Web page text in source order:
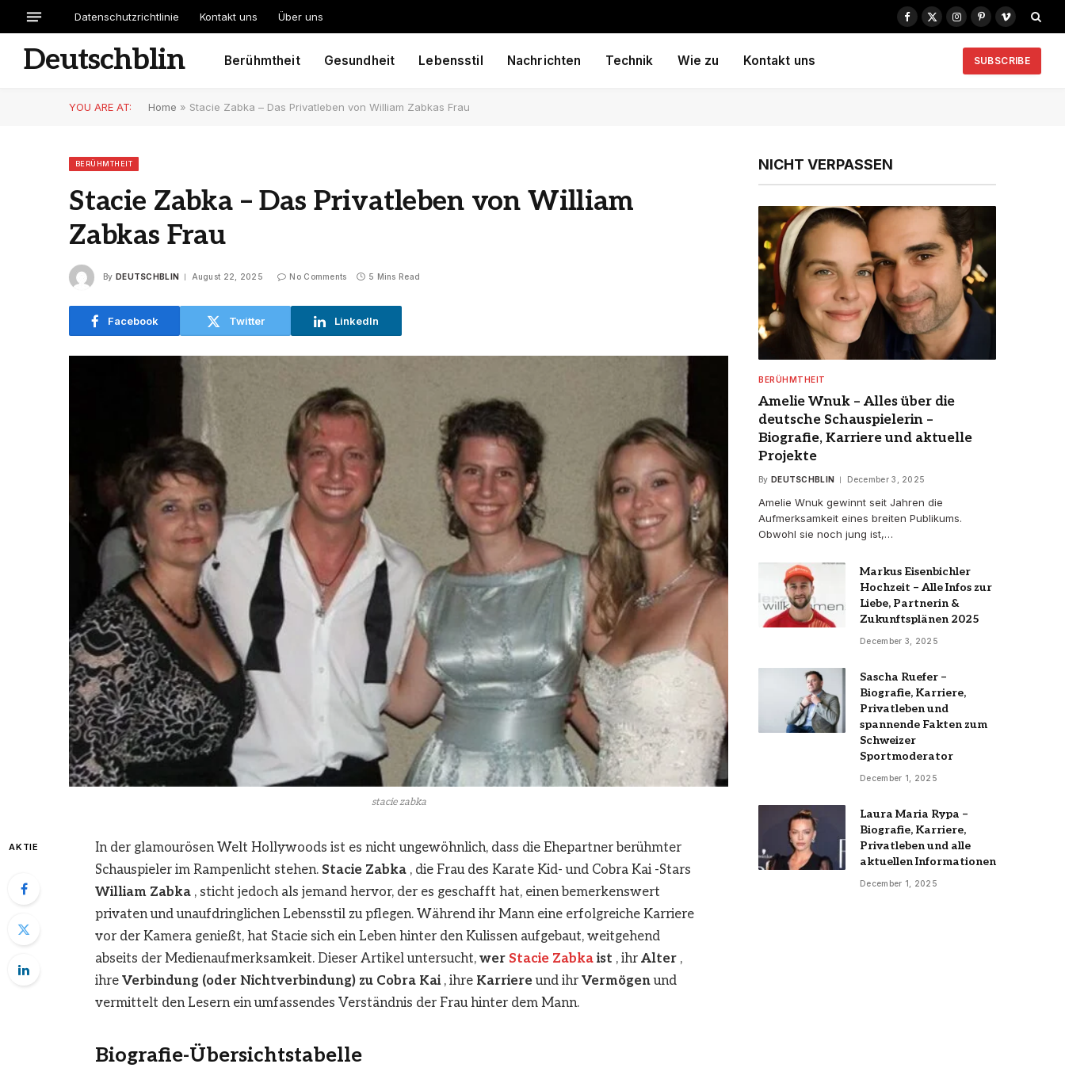
Datenschutzrichtlinie Kontakt uns Über uns
Facebook
X
Instagram
PinterestVimeo
Deutschblin Berühmtheit Gesundheit Lebensstil Nachrichten Technik Wie zu Kontakt uns SUBSCRIBE
YOU ARE AT: Home » Stacie Zabka – Das Privatleben von William Zabkas Frau
BERÜHMTHEIT
Stacie Zabka – Das Privatleben von William
Zabkas Frau
By DEUTSCHBLIN August 22, 2025 No Comments 5 Mins Read
Facebook Twitter LinkedIn
stacie zabka
AKTIE
In der glamourösen Welt Hollywoods ist es nicht ungewöhnlich, dass die Ehepartner berühmter
Schauspieler im Rampenlicht stehen. Stacie Zabka, die Frau des Karate Kid- und Cobra Kai -Stars
William Zabka, sticht jedoch als jemand hervor, der es geschafft hat, einen bemerkenswert
privaten und unaufdringlichen Lebensstil zu pflegen. Während ihr Mann eine erfolgreiche Karriere
vor der Kamera genießt, hat Stacie sich ein Leben hinter den Kulissen aufgebaut, weitgehend
abseits der Medienaufmerksamkeit. Dieser Artikel untersucht, wer Stacie Zabkaist , ihr Alter,
ihre Verbindung (oder Nichtverbindung) zu Cobra Kai, ihre Karriereund ihr Vermögenund
vermittelt den Lesern ein umfassendes Verständnis der Frau hinter dem Mann.
Biografie-Übersichtstabelle
NICHT VERPASSEN
BERÜHMTHEIT
Amelie Wnuk – Alles über die
deutsche Schauspielerin –
Biografie, Karriere und aktuelle
Projekte
By DEUTSCHBLIN December 3, 2025
Amelie Wnuk gewinnt seit Jahren die
Aufmerksamkeit eines breiten Publikums.
Obwohl sie noch jung ist,…
Markus Eisenbichler
Hochzeit – Alle Infos zur
Liebe, Partnerin &
Zukunftsplänen 2025
December 3, 2025
Sascha Ruefer –
Biografie, Karriere,
Privatleben und
spannende Fakten zum
Schweizer
Sportmoderator
December 1, 2025
Laura Maria Rypa –
Biografie, Karriere,
Privatleben und alle
aktuellen Informationen
December 1, 2025